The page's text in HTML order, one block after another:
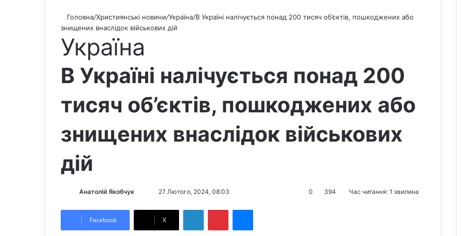
Головна/Християнські новини/Україна/В Україні налічується понад 200 тисяч об’єктів, пошкоджених або
знищених внаслідок військових дій
Україна
В Україні налічується понад 200
тисяч об’єктів, пошкоджених або
знищених внаслідок військових
дій
Анатолій Якобчук
l d
27 Лютого, 2024, 08:03 0 394 Час читання: 1 хвилина
Facebook X